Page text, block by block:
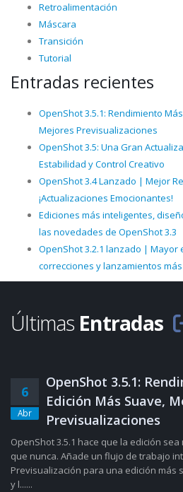
Retroalimentación
Máscara
Transición
Tutorial
Entradas recientes
OpenShot 3.5.1: Rendimiento
Mejores Previsualizaciones
OpenShot 3.5: Una Gran
Estabilidad y Control Creativo
OpenShot 3.4 Lanzado | Mejor
¡Actualizaciones Emocionantes!
Ediciones más inteligentes,
las novedades de OpenShot 3.3
OpenShot 3.2.1 lanzado | Mayor
correcciones y lanzamientos
Últimas Entradas
6
Abr
OpenShot 3.5.1:
Edición Más Suave,
Previsualizaciones
OpenShot 3.5.1 hace que la edición
que nunca. Añade un flujo de trabajo
Previsualización para una edición más
y l......